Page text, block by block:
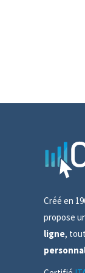
Créé en
propose
ligne,